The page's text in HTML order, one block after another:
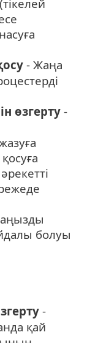
- Жаңа
өзгерту-
болуы
-
қай